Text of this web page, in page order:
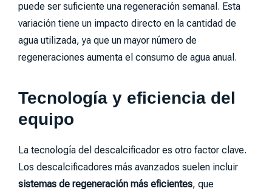
puede ser suficiente una regeneración semanal. Esta
variación tiene un impacto directo en la cantidad de
agua utilizada, ya que un mayor número de
regeneraciones aumenta el consumo de agua anual.
Tecnología y eficiencia del
equipo
La tecnología del descalcificador es otro factor clave.
Los descalcificadores más avanzados suelen incluir
sistemas de regeneración más eficientes, que